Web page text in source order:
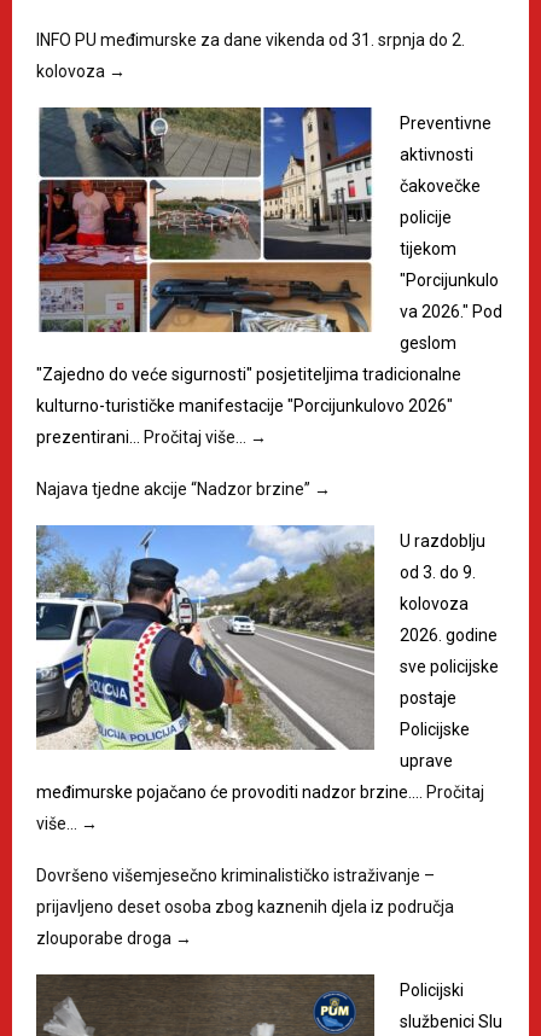
INFO PU međimurske za dane vikenda od 31. srpnja do 2.
kolovoza →
Preventivne
aktivnosti
čakovečke
policije
tijekom
"Porcijunkulo
va 2026." Pod
geslom
"Zajedno do veće sigurnosti" posjetiteljima tradicionalne
kulturno-turističke manifestacije "Porcijunkulovo 2026"
prezentirani… Pročitaj više… →
Najava tjedne akcije “Nadzor brzine” →
U razdoblju
od 3. do 9.
kolovoza
2026. godine
sve policijske
postaje
Policijske
uprave
međimurske pojačano će provoditi nadzor brzine.… Pročitaj
više… →
Dovršeno višemjesečno kriminalističko istraživanje –
prijavljeno deset osoba zbog kaznenih djela iz područja
zlouporabe droga →
Policijski
službenici Slu